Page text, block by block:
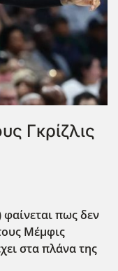
Γκρίζλις
φαίνεται πως δεν
Μέμφις
στα πλάνα της